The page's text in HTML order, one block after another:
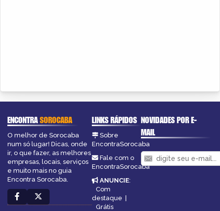
ENCONTRASOROCABA
O melhor de Sorocaba
num só lugar! Dicas, onde
ir, o que fazer, as melhores
empresas, locais, serviços
e muito mais no guia
Encontra Sorocaba.
LINKS RÁPIDOS
Sobre
EncontraSorocaba
Fale com o
EncontraSorocaba
ANUNCIE:
Com
destaque |
Grátis
NOVIDADES POR E-
MAIL